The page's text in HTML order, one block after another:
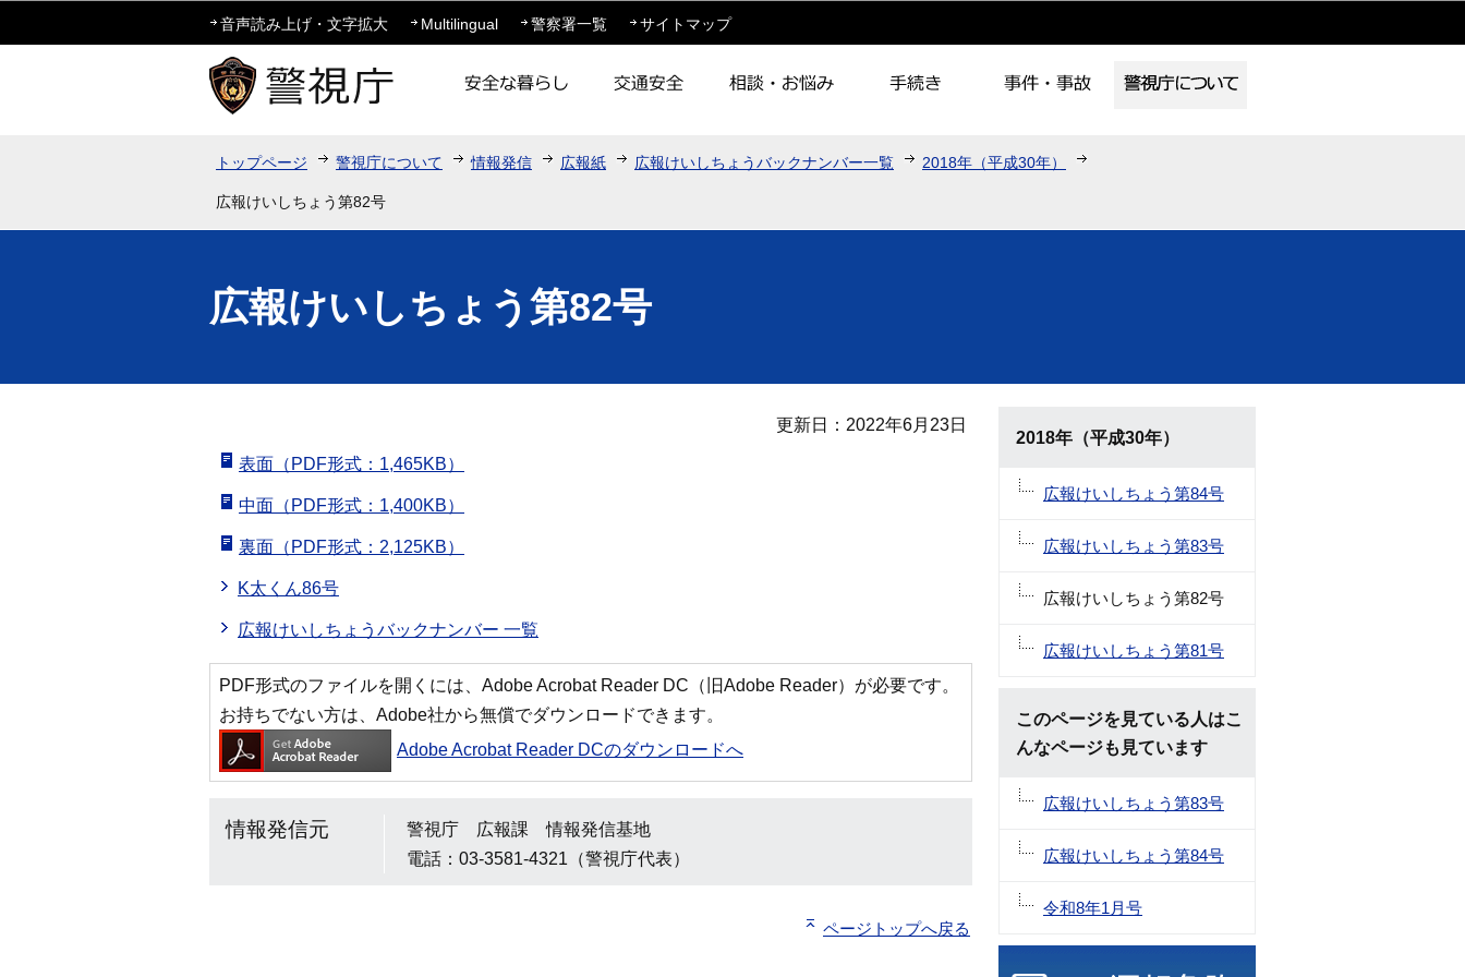
このページの本文へ移動
音声読み上げ・文字拡大 Multilingual 警察署一覧 サイトマップ
トップページ 警視庁について 情報発信 広報紙 広報けいしちょうバックナンバー一覧 2018年（平成30年）
広報けいしちょう第82号
広報けいしちょう第82号
更新日：2022年6月23日
表面（PDF形式：1,465KB）
中面（PDF形式：1,400KB）
裏面（PDF形式：2,125KB）
K太くん86号
広報けいしちょうバックナンバー 一覧
PDF形式のファイルを開くには、Adobe Acrobat Reader DC（旧Adobe Reader）が必要です。
お持ちでない方は、Adobe社から無償でダウンロードできます。
Adobe Acrobat Reader DCのダウンロードへ
情報発信元
警視庁 広報課 情報発信基地
電話：03-3581-4321（警視庁代表）
ページトップへ戻る
2018年（平成30年）
広報けいしちょう第84号
広報けいしちょう第83号
広報けいしちょう第82号
広報けいしちょう第81号
このページを見ている人はこ
んなページも見ています
広報けいしちょう第83号
広報けいしちょう第84号
令和8年1月号